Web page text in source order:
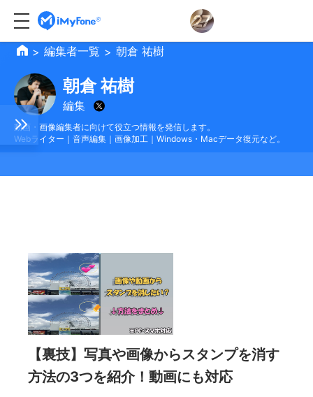
> 編集者一覧 > 朝倉 祐樹
朝倉 祐樹
編集
動画・画像編集者に向けて役立つ情報を発信します。
Webライター｜音声編集｜画像加工｜Windows・Macデータ復元など。
【裏技】写真や画像からスタンプを消す
方法の3つを紹介！動画にも対応